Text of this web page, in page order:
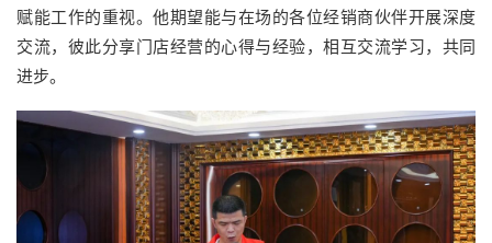
赋能工作的重视。他期望能与在场的各位经销商伙伴开展深度
交流，彼此分享门店经营的心得与经验，相互交流学习，共同
进步。